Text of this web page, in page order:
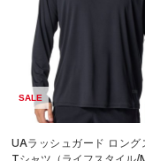
SALE
UAラッシュガード ロング